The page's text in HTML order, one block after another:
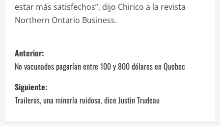
estar más satisfechos”, dijo Chirico a la revista
Northern Ontario Business.
N
a
v
e
Anterior:
No vacunados pagarían entre 100 y 800 dólares en Quebec
Siguiente:
Traileros, una minoría ruidosa, dice Justin Trudeau